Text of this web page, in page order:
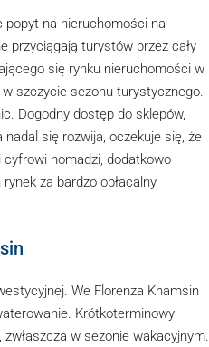
popyt na nieruchomości na
przyciągają turystów przez cały
się rynku nieruchomości w
szczycie sezonu turystycznego.
Dogodny dostęp do sklepów,
się rozwija, oczekuje się, że
nomadzi, dodatkowo
za bardzo opłacalny,
We Florenza Khamsin
Krótkoterminowy
w sezonie wakacyjnym.